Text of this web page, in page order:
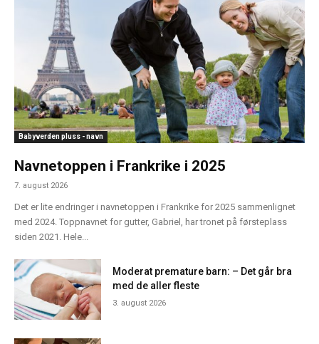
Babyverden pluss - navn
Navnetoppen i Frankrike i 2025
7. august 2026
Det er lite endringer i navnetoppen i Frankrike for 2025 sammenlignet
med 2024. Toppnavnet for gutter, Gabriel, har tronet på førsteplass
siden 2021. Hele...
Moderat premature barn: – Det går bra
med de aller fleste
3. august 2026